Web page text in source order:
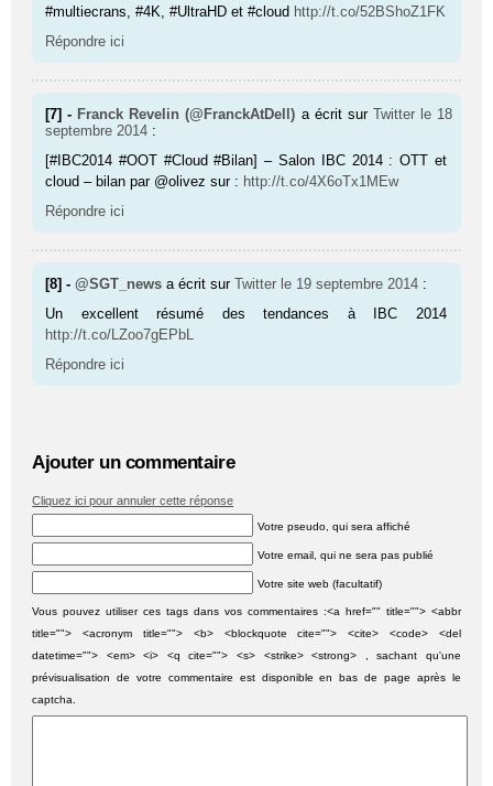
#multiecrans, #4K, #UltraHD et #cloud http://t.co/52BShoZ1FK
Répondre ici
[7] - Franck Revelin (@FranckAtDell) a écrit sur Twitter le 18
septembre 2014 :
[#IBC2014 #OOT #Cloud #Bilan] – Salon IBC 2014 : OTT et
cloud – bilan par @olivez sur : http://t.co/4X6oTx1MEw
Répondre ici
[8] -@SGT_news a écrit surTwitter le 19 septembre 2014 :
Un excellent résumé des tendances à IBC 2014
http://t.co/LZoo7gEPbL
Répondre ici
Ajouter un commentaire
Cliquez ici pour annuler cette réponse
Votre pseudo, qui sera affiché
Votre email, qui ne sera pas publié
Votre site web (facultatif)
Vous pouvez utiliser ces tags dans vos commentaires :<a href="" title=""> <abbr
title=""> <acronym title=""> <b> <blockquote cite=""> <cite> <code> <del
datetime=""> <em> <i> <q cite=""> <s> <strike> <strong> , sachant qu'une
prévisualisation de votre commentaire est disponible en bas de page après le
captcha.